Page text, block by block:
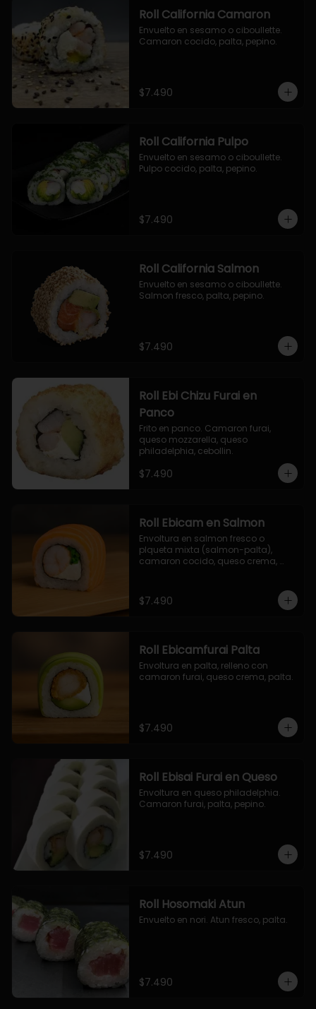
Roll California Camaron
Envuelto en sesamo o ciboullette.
Camaron cocido, palta, pepino.
$7.490
Roll California Pulpo
Envuelto en sesamo o ciboullette.
Pulpo cocido, palta, pepino.
$7.490
Roll California Salmon
Envuelto en sesamo o ciboullette.
Salmon fresco, palta, pepino.
$7.490
Roll Ebi Chizu Furai en
Panco
Frito en panco. Camaron furai,
queso mozzarella, queso
philadelphia, cebollin.
$7.490
Roll Ebicam en Salmon
Envoltura en salmon fresco o
plqueta mixta (salmon-palta),
camaron cocido, queso crema,
$7.490
Roll Ebicamfurai Palta
Envoltura en palta, relleno con
camaron furai, queso crema, palta.
$7.490
Roll Ebisai Furai en Queso
Envoltura en queso philadelphia.
Camaron furai, palta, pepino.
$7.490
Roll Hosomaki Atun
Envuelto en nori. Atun fresco, palta.
$7.490